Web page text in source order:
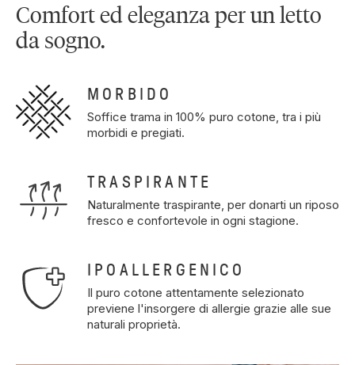
Comfort ed eleganza per un letto
da sogno.
MORBIDO
Soffice trama in 100% puro cotone, tra i più
morbidi e pregiati.
TRASPIRANTE
Naturalmente traspirante, per donarti un riposo
fresco e confortevole in ogni stagione.
IPOALLERGENICO
Il puro cotone attentamente selezionato
previene l'insorgere di allergie grazie alle sue
naturali proprietà.